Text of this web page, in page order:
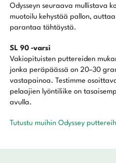
Odysseyn seuraava mullistava
muotoilu kehystää pallon,
parantaa tähtäystä.
SL 90 ‑varsi
Vakiopituisten puttereiden
jonka peräpäässä on 20–30
vastapainoa. Testimme
pelaajien lyöntiliike on
avulla.
Tutustu muihin Odyssey